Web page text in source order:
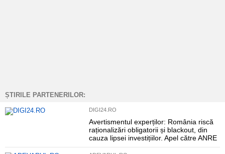
ȘTIRILE PARTENERILOR:
DIGI24.RO
Avertismentul experților: România riscă
raționalizări obligatorii și blackout, din
cauza lipsei investițiilor. Apel către ANRE